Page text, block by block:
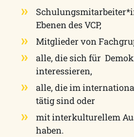
Ebenen des VCP,
Mitglieder von
alle, die sich für
interessieren,
alle, die im
tätig sind oder
mit interkulturellem
haben.